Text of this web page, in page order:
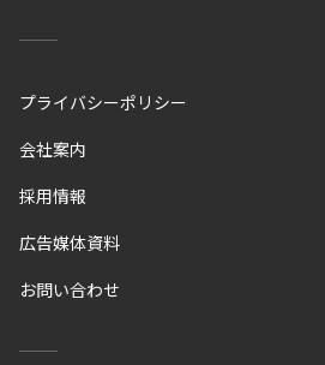
プライバシーポリシー
会社案内
採用情報
広告媒体資料
お問い合わせ